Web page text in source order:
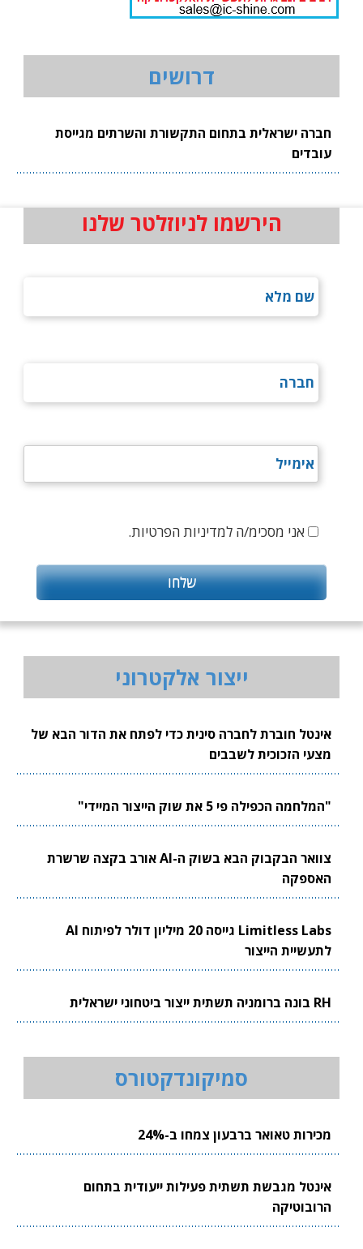
דרושים
חברה ישראלית בתחום התקשורת והשרתים מגייסת
עובדים
הירשמו לניוזלטר שלנו
אני מסכימ/ה למדיניות הפרטיות.
ייצור אלקטרוני
אינטל חוברת לחברה סינית כדי לפתח את הדור הבא של
מצעי הזכוכית לשבבים
"המלחמה הכפילה פי 5 את שוק הייצור המיידי"
צוואר הבקבוק הבא בשוק ה-AI אורב בקצה שרשרת
האספקה
Limitless Labs גייסה 20 מיליון דולר לפיתוח AI
לתעשיית הייצור
RH בונה ברומניה תשתית ייצור ביטחוני ישראלית
סמיקונדקטורס
מכירות טאואר ברבעון צמחו ב-24%
אינטל מגבשת תשתית פעילות ייעודית בתחום
הרובוטיקה